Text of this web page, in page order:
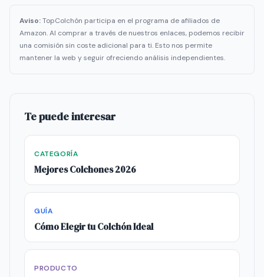
Aviso:TopColchón participa en el programa de afiliados de
Amazon. Al comprar a través de nuestros enlaces, podemos recibir
una comisión sin coste adicional para ti. Esto nos permite
mantener la web y seguir ofreciendo análisis independientes.
Te puede interesar
CATEGORÍA
Mejores Colchones 2026
GUÍA
Cómo Elegir tu Colchón Ideal
PRODUCTO